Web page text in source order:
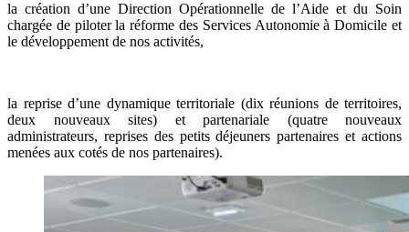
la création d’une Direction Opérationnelle de l’Aide et du Soin
chargée de piloter la réforme des Services Autonomie à Domicile et
le développement de nos activités,
la reprise d’une dynamique territoriale (dix réunions de territoires,
deux nouveaux sites) et partenariale (quatre nouveaux
administrateurs, reprises des petits déjeuners partenaires et actions
menées aux cotés de nos partenaires).